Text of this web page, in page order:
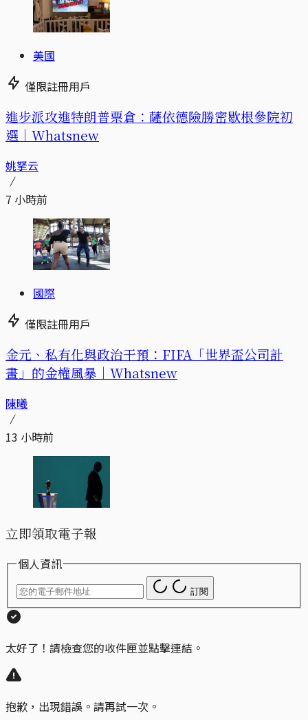
美國
僅限註冊用戶
進步派攻進特朗普票倉：薩依德險勝密歇根參院初
選｜Whatsnew
姚拏云
7 小時前
國際
僅限註冊用戶
金元、私有化與政治干預：FIFA「世界盃公司計
畫」的金權風暴｜Whatsnew
陳曦
13 小時前
立即領取電子報
個人資訊
訂閱
太好了！請檢查您的收件匣並點擊連結。
抱歉，出現錯誤。請再試一次。